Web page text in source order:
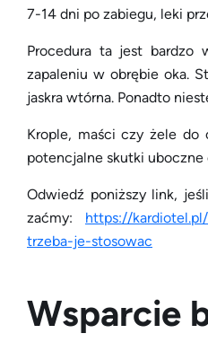
7-14 dni po zabiegu, leki
Procedura ta jest bardzo
zapaleniu w obrębie oka.
jaskra wtórna. Ponadto
Krople, maści czy żele do
potencjalne skutki uboczne
Odwiedź poniższy link,
zaćmy: https://
trzeba-je-stosowac
Wsparcie